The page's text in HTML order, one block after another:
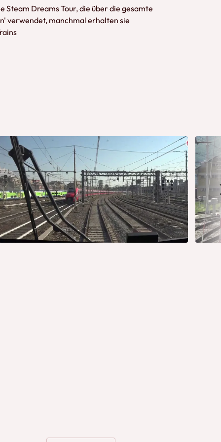
Steam Dreams Tour, die über die gesamte
verwendet, manchmal erhalten sie